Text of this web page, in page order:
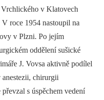
v Klatovech
roce 1954 nastoupil na
v Plzni. Po jejím
oddělení sušické
J. Vovsa aktivně podílel
chirurgii
s úspěchem vedení